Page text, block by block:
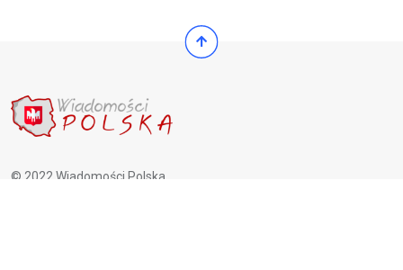
© 2022 Wiadomości Polska